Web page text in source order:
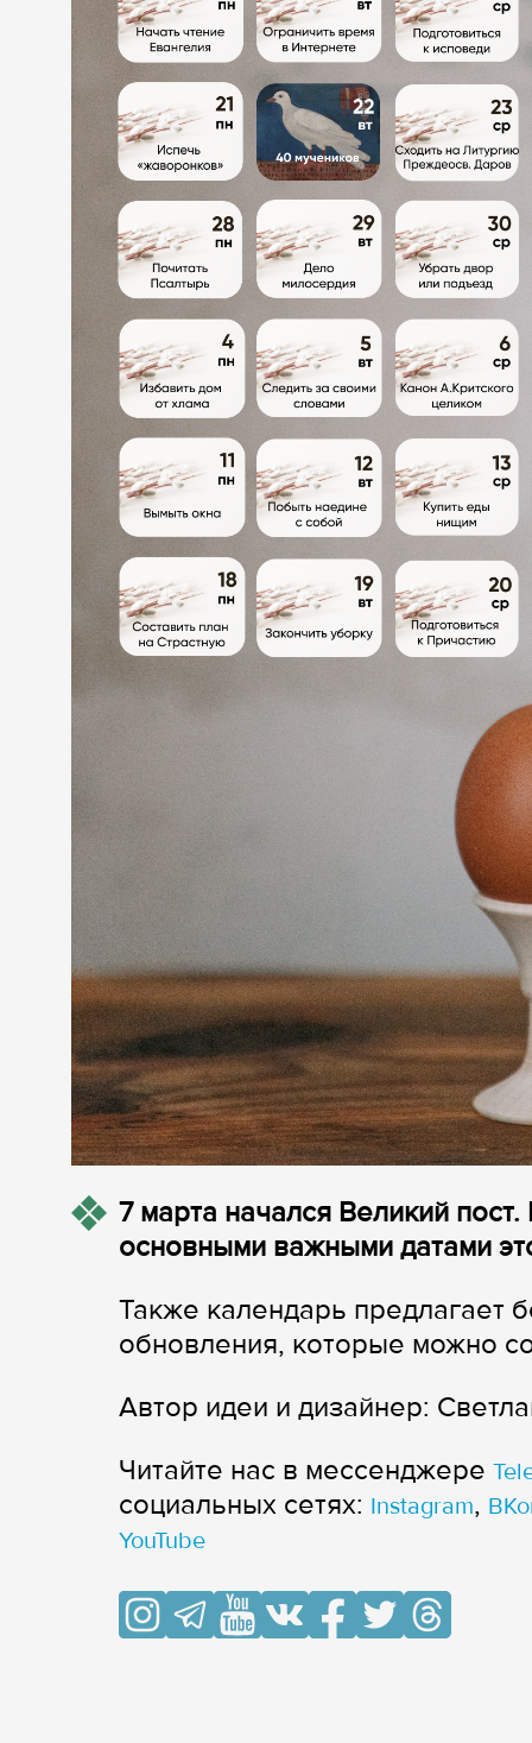
7 марта начался Великий
основными важными датами
Также календарь предлагает
обновления, которые можно
Автор идеи и дизайнер:
Читайте нас в мессенджере
cоциальных сетях: Instagram,
YouTube